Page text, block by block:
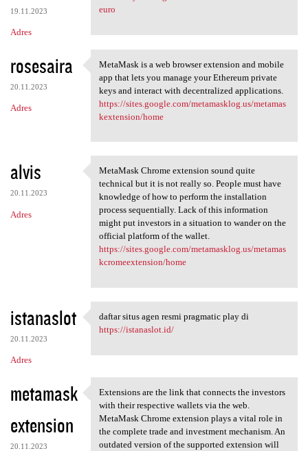
19.11.2023
Adres
euro
rosesaira
20.11.2023
Adres
MetaMask is a web browser
MetaMask is a web browser extension and mobile
app that lets you manage your Ethereum private
keys and interact with decentralized applications.
https://sites.google.com/metamasklog.us/metamas
kextension/home
alvis
20.11.2023
Adres
MetaMask Chrome extension
MetaMask Chrome extension sound quite
technical but it is not really so. People must have
knowledge of how to perform the installation
process sequentially. Lack of this information
might put investors in a situation to wander on the
official platform of the wallet.
https://sites.google.com/metamasklog.us/metamas
kcromeextension/home
istanaslot
20.11.2023
Adres
daftar situs agen resmi
daftar situs agen resmi pragmatic play di
https://istanaslot.id/
metamask
extension
20.11.2023
Extensions are the link that
Extensions are the link that connects the investors
with their respective wallets via the web.
MetaMask Chrome extension plays a vital role in
the complete trade and investment mechanism. An
outdated version of the supported extension will